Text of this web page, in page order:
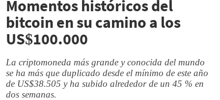
Momentos históricos del
bitcoin en su camino a los
US$100.000
La criptomoneda más grande y conocida del mundo
se ha más que duplicado desde el mínimo de este año
de US$38.505 y ha subido alrededor de un 45 % en
dos semanas.